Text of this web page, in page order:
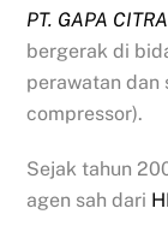
PT. GAPA
bergerak di
perawatan dan
compressor).
Sejak tahun
agen sah dari